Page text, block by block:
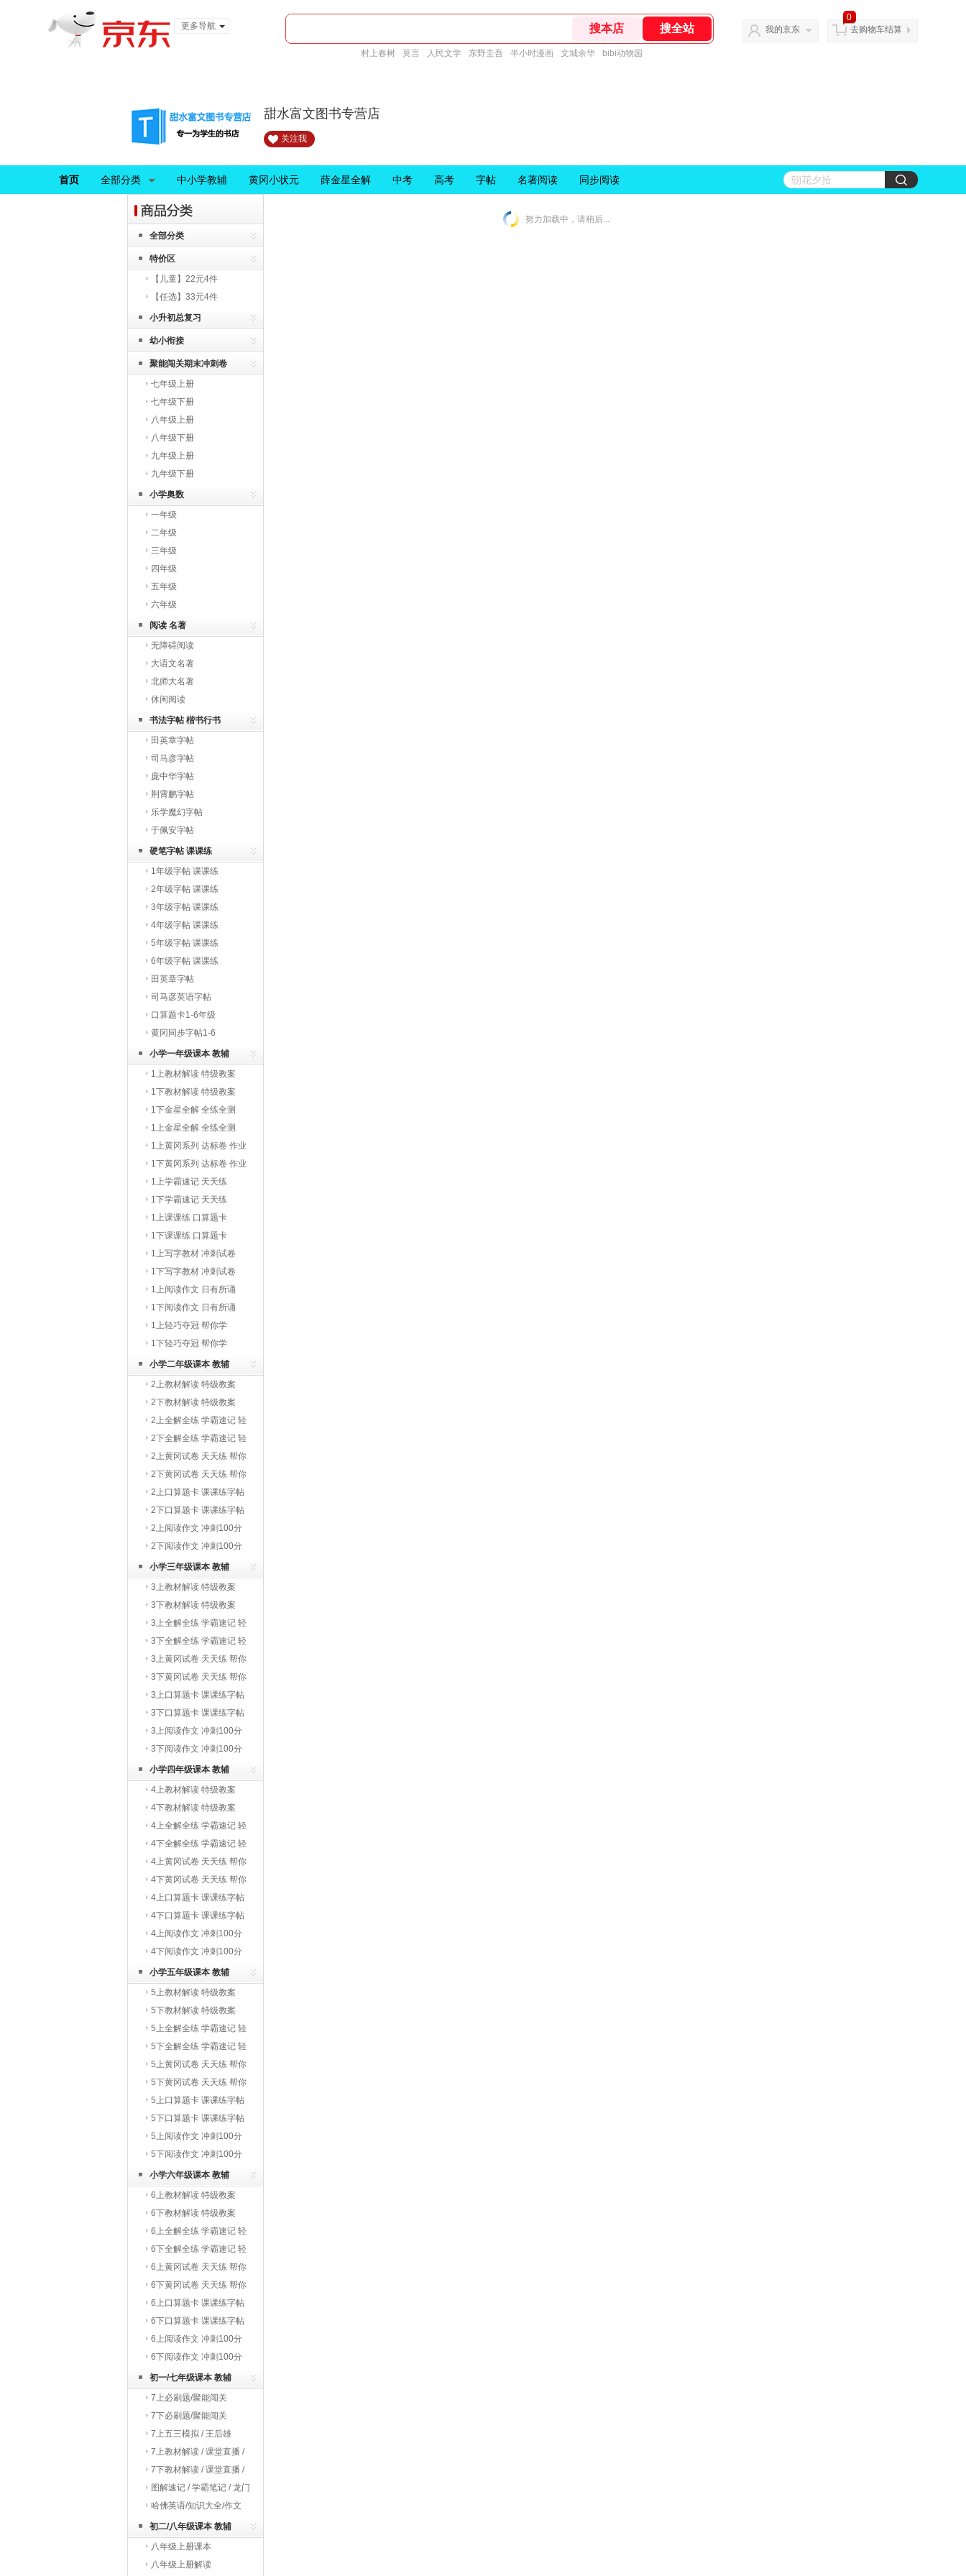
更多导航
村上春树 莫言 人民文学 东野圭吾 半小时漫画 文城余华 bibi动物园
我的京东
0
去购物车结算
甜水富文图书专营店
关注我
首页 全部分类 中小学教辅 黄冈小状元 薛金星全解 中考 高考 字帖 名著阅读 同步阅读
全部分类
特价区
【儿童】22元4件
【任选】33元4件
小升初总复习
幼小衔接
聚能闯关期末冲刺卷
七年级上册
七年级下册
八年级上册
八年级下册
九年级上册
九年级下册
小学奥数
一年级
二年级
三年级
四年级
五年级
六年级
阅读 名著
无障碍阅读
大语文名著
北师大名著
休闲阅读
书法字帖 楷书行书
田英章字帖
司马彦字帖
庞中华字帖
荆霄鹏字帖
乐学魔幻字帖
于佩安字帖
硬笔字帖 课课练
1年级字帖 课课练
2年级字帖 课课练
3年级字帖 课课练
4年级字帖 课课练
5年级字帖 课课练
6年级字帖 课课练
田英章字帖
司马彦英语字帖
口算题卡1-6年级
黄冈同步字帖1-6
小学一年级课本 教辅
1上教材解读 特级教案
1下教材解读 特级教案
1下金星全解 全练全测
1上金星全解 全练全测
1上黄冈系列 达标卷 作业
本1下黄冈系列 达标卷 作业
本1上学霸速记 天天练
1下学霸速记 天天练
1上课课练 口算题卡
1下课课练 口算题卡
1上写字教材 冲刺试卷
1下写字教材 冲刺试卷
1上阅读作文 日有所诵
1下阅读作文 日有所诵
1上轻巧夺冠 帮你学
1下轻巧夺冠 帮你学
小学二年级课本 教辅
2上教材解读 特级教案
2下教材解读 特级教案
2上全解全练 学霸速记 轻
巧夺冠
2下全解全练 学霸速记 轻
巧夺冠
2上黄冈试卷 天天练 帮你
学2下黄冈试卷 天天练 帮你
学2上口算题卡 课课练字帖
写字教材
2下口算题卡 课课练字帖
写字教材
2上阅读作文 冲刺100分
2下阅读作文 冲刺100分
小学三年级课本 教辅
3上教材解读 特级教案
3下教材解读 特级教案
3上全解全练 学霸速记 轻
巧夺冠
3下全解全练 学霸速记 轻
巧夺冠
3上黄冈试卷 天天练 帮你
学3下黄冈试卷 天天练 帮你
学3上口算题卡 课课练字帖
写字教材
3下口算题卡 课课练字帖
写字教材
3上阅读作文 冲刺100分
3下阅读作文 冲刺100分
小学四年级课本 教辅
4上教材解读 特级教案
4下教材解读 特级教案
4上全解全练 学霸速记 轻
巧夺冠
4下全解全练 学霸速记 轻
巧夺冠
4上黄冈试卷 天天练 帮你
学4下黄冈试卷 天天练 帮你
学4上口算题卡 课课练字帖
写字教材
4下口算题卡 课课练字帖
写字教材
4上阅读作文 冲刺100分
4下阅读作文 冲刺100分
小学五年级课本 教辅
5上教材解读 特级教案
5下教材解读 特级教案
5上全解全练 学霸速记 轻
巧夺冠
5下全解全练 学霸速记 轻
巧夺冠
5上黄冈试卷 天天练 帮你
学5下黄冈试卷 天天练 帮你
学5上口算题卡 课课练字帖
写字教材
5下口算题卡 课课练字帖
写字教材
5上阅读作文 冲刺100分
5下阅读作文 冲刺100分
小学六年级课本 教辅
6上教材解读 特级教案
6下教材解读 特级教案
6上全解全练 学霸速记 轻
巧夺冠
6下全解全练 学霸速记 轻
巧夺冠
6上黄冈试卷 天天练 帮你
学6下黄冈试卷 天天练 帮你
学6上口算题卡 课课练字帖
写字教材
6下口算题卡 课课练字帖
写字教材
6上阅读作文 冲刺100分
6下阅读作文 冲刺100分
初一/七年级课本 教辅
7上必刷题/聚能闯关
7下必刷题/聚能闯关
7上五三模拟 / 王后雄
7上教材解读 / 课堂直播 /
启东作业
7下教材解读 / 课堂直播 /
启东作业
图解速记 / 学霸笔记 / 龙门
专题
哈佛英语/知识大全/作文
初二/八年级课本 教辅
八年级上册课本
八年级上册解读
努力加载中，请稍后...